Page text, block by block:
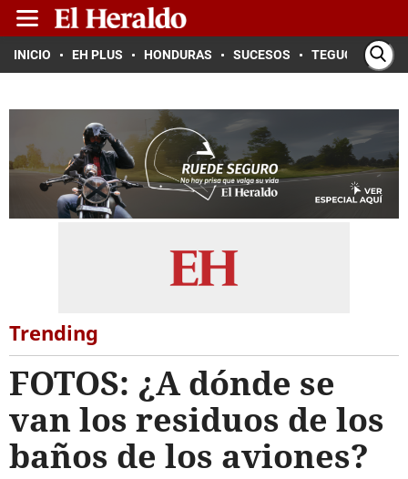
INICIO EH PLUS HONDURAS SUCESOS TEGUCIGALPA
Trending
FOTOS: ¿A dónde se
van los residuos de los
baños de los aviones?